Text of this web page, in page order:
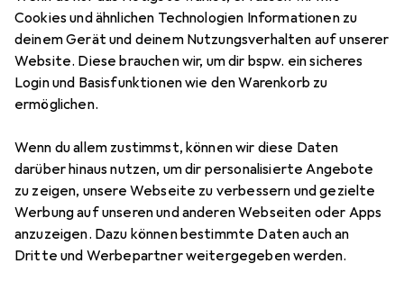
Cookies und ähnlichen Technologien Informationen zu
deinem Gerät und deinem Nutzungsverhalten auf unserer
Website. Diese brauchen wir, um dir bspw. ein sicheres
Login und Basisfunktionen wie den Warenkorb zu
ermöglichen.
Wenn du allem zustimmst, können wir diese Daten
darüber hinaus nutzen, um dir personalisierte Angebote
zu zeigen, unsere Webseite zu verbessern und gezielte
Werbung auf unseren und anderen Webseiten oder Apps
anzuzeigen. Dazu können bestimmte Daten auch an
Dritte und Werbepartner weitergegeben werden.
7 Bilder
RegattaXert III Stretch
Preis in EUR inkl. MwSt.
EUR
57,12
Bewertungen Marke
Mehr von Regatta